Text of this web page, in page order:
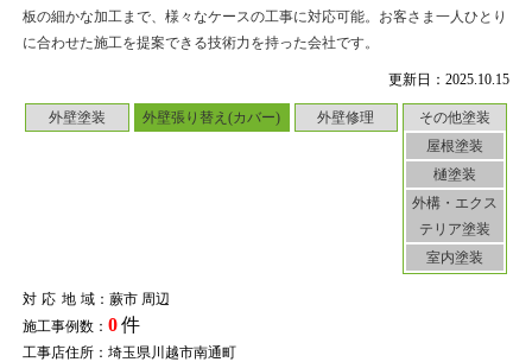
更新日：2025.10.15
外壁塗装 外壁張り替え(カバー) 外壁修理
その他塗装
屋根塗装
樋塗装
外構・エクス
テリア塗装
室内塗装
対応地域：蕨市 周辺
施工事例数： 0件
工事店住所：埼玉県川越市南通町
板の細かな加工まで、様々なケースの工事に対応可能。お客さま一人ひとり
に合わせた施工を提案できる技術力を持った会社です。